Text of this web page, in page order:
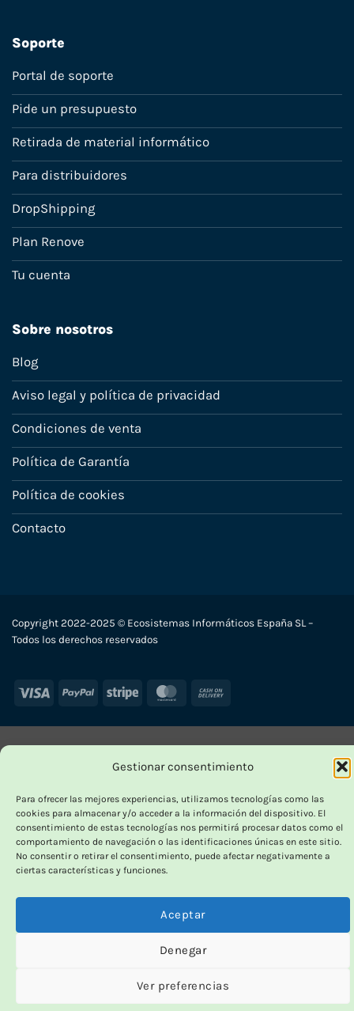
Gestionar consentimiento
Para ofrecer las mejores experiencias, utilizamos tecnologías como las
cookies para almacenar y/o acceder a la información del dispositivo. El
consentimiento de estas tecnologías nos permitirá procesar datos como el
comportamiento de navegación o las identificaciones únicas en este sitio.
No consentir o retirar el consentimiento, puede afectar negativamente a
ciertas características y funciones.
Aceptar
Denegar
Ver preferencias
Soporte
Portal de soporte
Pide un presupuesto
Retirada de material informático
Para distribuidores
DropShipping
Plan Renove
Tu cuenta
Sobre nosotros
Blog
Aviso legal y política de privacidad
Condiciones de venta
Política de Garantía
Política de cookies
Contacto
Copyright 2022-2025 © Ecosistemas Informáticos España SL –
Todos los derechos reservados
Visa PayPal Stripe MasterCard